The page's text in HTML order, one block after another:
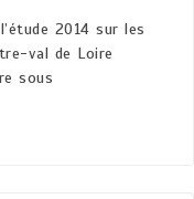
2014 sur les
val de Loire
sous